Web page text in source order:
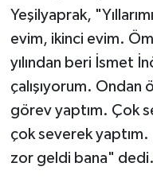
Yeşilyaprak,
evim, ikinci evim.
yılından beri İsmet
çalışıyorum. Ondan
görev yaptım. Çok
çok severek
zor geldi bana" dedi.